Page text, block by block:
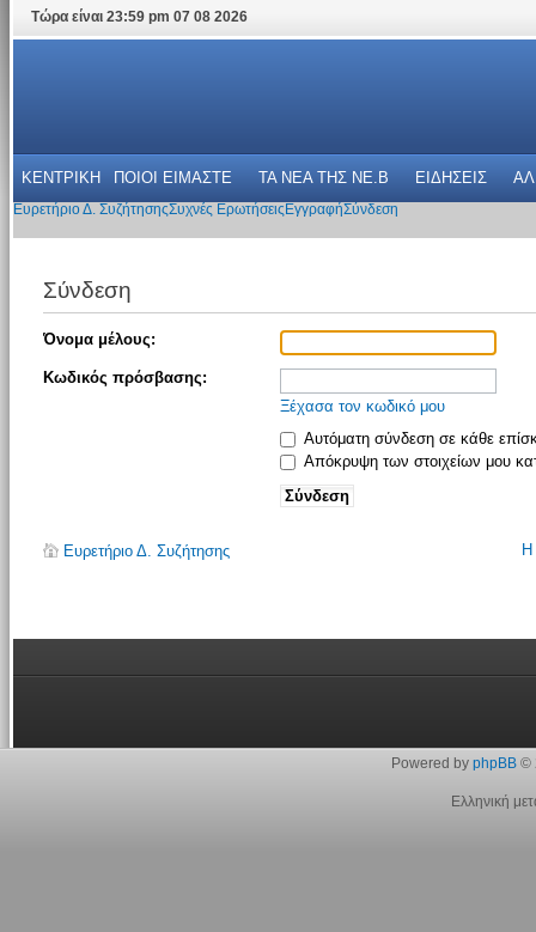
Τώρα είναι 23:59 pm 07 08 2026
ΚΕΝΤΡΙΚΗ ΠΟΙΟΙ ΕΙΜΑΣΤΕ ΤΑ ΝΕΑ THΣ NE.B ΕΙΔΗΣΕΙΣ
Ευρετήριο Δ. ΣυζήτησηςΣυχνές Ερωτήσεις ΕγγραφήΣύνδεση
Σύνδεση
Όνομα μέλους:
Κωδικός πρόσβασης:
Ξέχασα τον κωδικό μου
Αυτόματη σύνδεση σε κάθε
Απόκρυψη των στοιχείων μου
Ευρετήριο Δ. Συζήτησης Η
Powered by phpBB©
Ελληνική